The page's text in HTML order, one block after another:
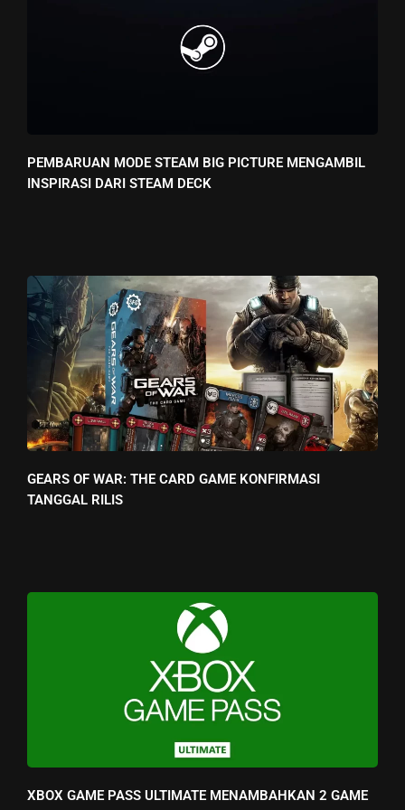
PEMBARUAN MODE STEAM BIG PICTURE MENGAMBIL
INSPIRASI DARI STEAM DECK
GEARS OF WAR: THE CARD GAME KONFIRMASI
TANGGAL RILIS
XBOX GAME PASS ULTIMATE MENAMBAHKAN 2 GAME